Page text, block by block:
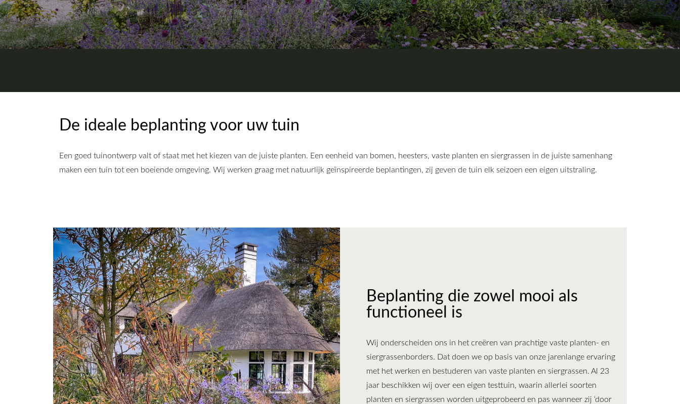
De ideale beplanting voor uw tuin
Een goed tuinontwerp valt of staat met het kiezen van de juiste planten. Een eenheid van bomen, heesters, vaste planten en siergrassen in de juiste samenhang
maken een tuin tot een boeiende omgeving. Wij werken graag met natuurlijk geïnspireerde beplantingen, zij geven de tuin elk seizoen een eigen uitstraling.
Beplanting die zowel mooi als
functioneel is
Wij onderscheiden ons in het creëren van prachtige vaste planten- en
siergrassenborders. Dat doen we op basis van onze jarenlange ervaring
met het werken en bestuderen van vaste planten en siergrassen. Al 23
jaar beschikken wij over een eigen testtuin, waarin allerlei soorten
planten en siergrassen worden uitgeprobeerd en pas wanneer zij ‘door